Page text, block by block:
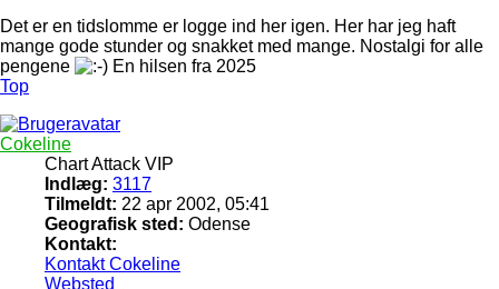
Det er en tidslomme er logge ind her igen. Her har jeg haft
mange gode stunder og snakket med mange. Nostalgi for alle
pengene
En hilsen fra 2025
Top
Cokeline
Chart Attack VIP
Indlæg: 3117
Tilmeldt: 22 apr 2002, 05:41
Geografisk sted: Odense
Kontakt:
Kontakt Cokeline
Websted